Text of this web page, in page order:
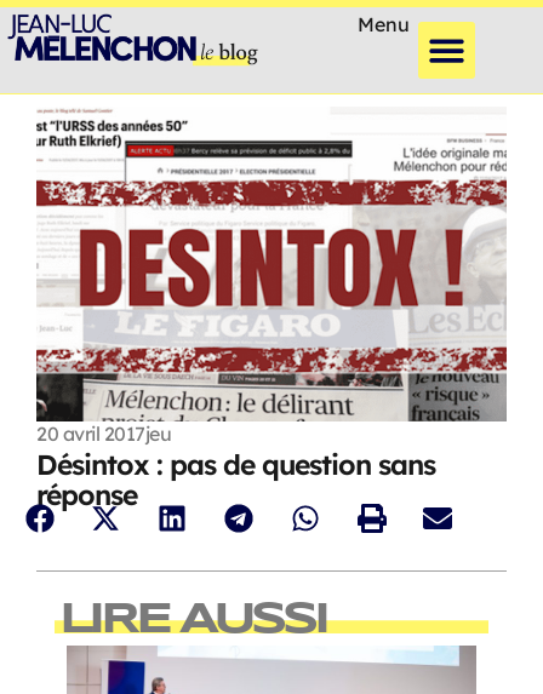
Menu
20 avril 2017jeu
Désintox : pas de question sans
réponse
LIRE AUSSI